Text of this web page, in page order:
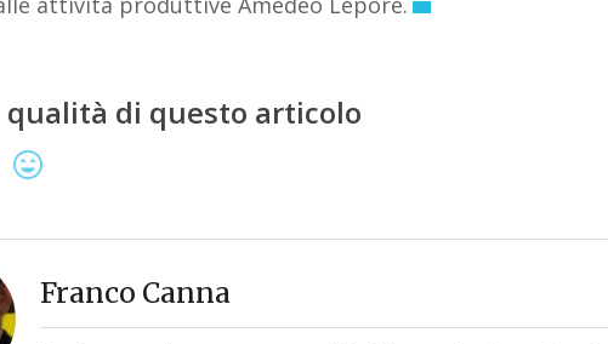
qualità di questo articolo
Franco Canna